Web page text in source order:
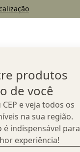
produtos
de você
e veja todos os
na sua região.
é indispensável para
experiência!
Ordenar